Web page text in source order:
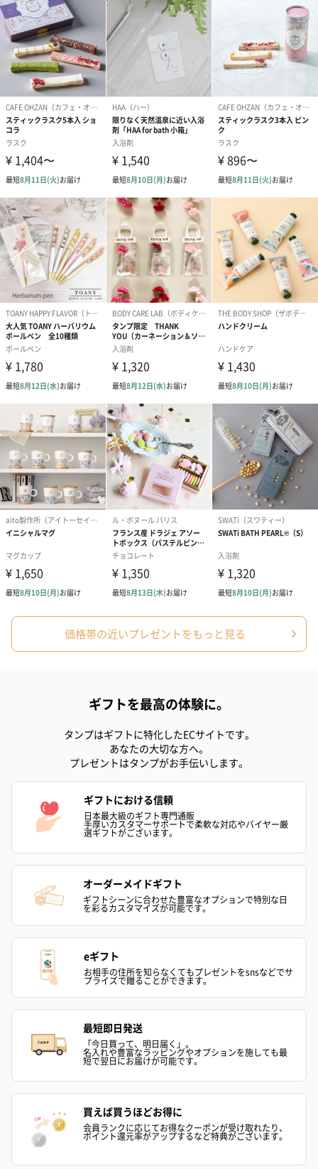
ハンドクリーム3本セッ
ト【ありがとう】
（1,100円）
シャワージェル＆ハン
ドクリーム（ピンクグ
レープフルーツ）
（2,145円）
シャワージェ
ドクリーム（
ッシュローズ
円）
リラックスグッズ
リラックスグッズを同梱してお届けします。
かき氷入浴剤4点セット
（ブルー）（748円）
かき氷入浴剤4点セット
（イエロー）（748円）
バスフラワー
【Thank you
円）
ハンドタオル・ハンカチ
ハンドタオル・ハンカチを同梱してお届けいたします。ギフトへ
の＋αにおすすめです。
ンク）（1,760円）
花束ハンドタオル（ブ
ルー）（1,760円）
キャンドル・お香
キャンドル・お香を同梱してお届けいたします。
フラッグカプセル：イ
ンセンススティック
（END）（880円）
フラッグカプセル：イ
ンセンススティック
（St.OSMANTHUS）
（880円）
（880円）
お酒を同梱してお届けいたします。
※20歳未満の方への酒類の販売はいたしません。
プレミアムビール イネ
ディット（712円）
酔鯨 純米吟醸 吟麗
（704円）
酒（655円）
価格帯の近いプレゼントをもっと見る
ギフトを最高の体験に。
タンプはギフトに特化したECサイトです。
あなたの大切な方へ。
プレゼントはタンプがお手伝いします。
ギフトにおける信頼
日本最大級のギフト専門通販
手厚いカスタマーサポートで柔軟な対応やバイヤー厳
選ギフトがございます。
オーダーメイドギフト
ギフトシーンに合わせた豊富なオプションで特別な日
を彩るカスタマイズが可能です。
eギフト
お相手の住所を知らなくてもプレゼントをsnsなどでサ
プライズで贈ることができます。
最短即日発送
「今日買って、明日届く」。
名入れや豊富なラッピングやオプションを施しても最
短で翌日にお届けが可能です。
買えば買うほどお得に
会員ランクに応じてお得なクーポンが受け取れたり、
ポイント還元率がアップするなど特典がございます。